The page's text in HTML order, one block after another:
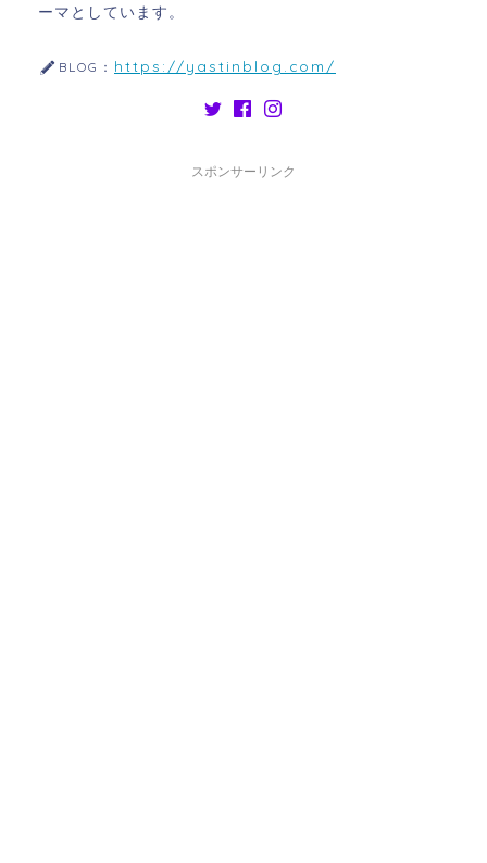
ーマとしています。
BLOG： https://yastinblog.com/
スポンサーリンク